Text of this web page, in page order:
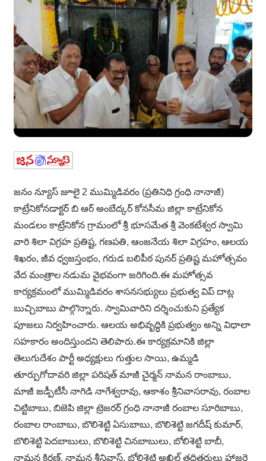
జనం న్యూస్ జూలై 2 ముమ్మిడివరం (ప్రతినిధి గ్రంధి నానాజీ)
కాట్రేనికోనడాక్టర్ బి ఆర్ అంబేద్కర్ కోనసీమ జిల్లా కాట్రేనికోన
మండలం కాట్రేనికోన గ్రామంలో శ్రీ భూసమేత శ్రీ వెంకటేశ్వర స్వామి
వారి శిలా విగ్రహ ప్రతిష్ట, గణపతి, ఆంజనేయ శిలా విగ్రహం, ఆలయ
శిఖరం, జీవ ధ్వజస్తంభం, గరుడ బలిపీఠ పునర్ ప్రతిష్ట మహోత్సవం
వేద మంత్రాల నడుమ వైభవంగా జరిగింది.ఈ మహోత్సవ
కార్యక్రమంలో ముమ్మిడివరం శాసనసభ్యులు ప్రభుత్వ విప్ దాట్ల
బుచ్చిబాబు పాల్గొన్నారు. స్వామివారిని దర్శించుకుని ప్రత్యేక
పూజలు నిర్వహించారు. ఆలయ అభివృద్ధికి ప్రభుత్వం అన్ని విధాలా
సహకారం అందిస్తుందని తెలిపారు.ఈ కార్యక్రమానికి జిల్లా
తెలుగుదేశం పార్టీ అధ్యక్షులు గుత్తుల సాయి, ఉమ్మడి
తూర్పుగోదావరి జిల్లా పరిషత్ మాజీ చైర్మన్ నామన రాంబాబు,
మాజీ జడ్పీటీసీ నాగిడి నాగేశ్వరావు, ఆకాశం శ్రీనివాసరావు, రంబాల
చిట్టిబాబు, బిజెపి జిల్లా ట్రెజరర్ గ్రంధి నానాజీ రంబాల సూరిబాబు,
రంబాల రాంబాబు, బొలిశెట్టి ఏసుబాబు, బొలిశెట్టి జగదీష్ కుమార్,
బొలిశెట్టి పెదబాబులు, బొలిశెట్టి చినబాబులు, బోలిశెట్టి బాబీ,
నామన కిరణ్, నామన శ్రీనివాస్, బోలిశెట్టి అఖిల్ తదితరులు హాజరై